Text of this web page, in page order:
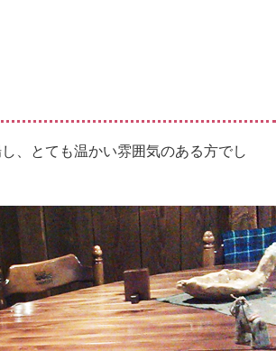
、とても温かい雰囲気のある方でし